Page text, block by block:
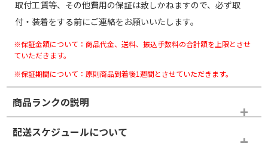
取付工賃等、その他費用の保証は致しかねますので、必ず取
付・装着をする前にご連絡をお願いいたします。
※保証金額について：商品代金、送料、振込手数料の合計額を上限とさせ
ていただきます。
※保証期間について：原則商品到着後1週間とさせていただきます。
商品ランクの説明
※商品ランクは出品者の主観により判断しておりますので、あら
かじめご了承ください。
配送スケジュールについて